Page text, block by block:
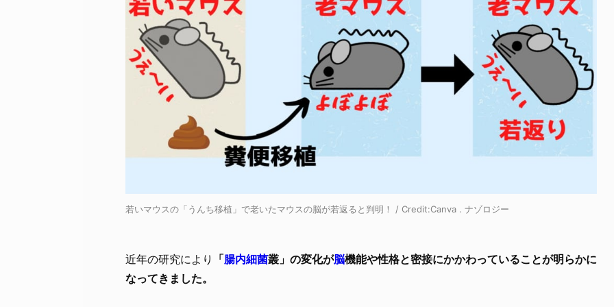
若いマウスの「うんち移植」で老いたマウスの脳が若返ると判明！ / Credit:Canva . ナゾロジー
近年の研究により 「腸内細菌叢」の変化が脳機能や性格と密接にかかわっていることが明らかに
なってきました。